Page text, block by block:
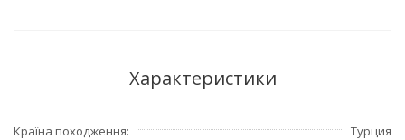
Характеристики
Країна походження
Турция